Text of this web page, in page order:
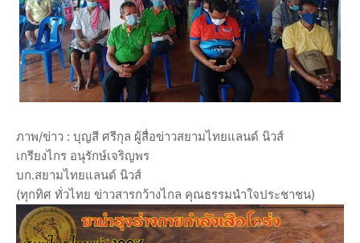
ภาพ/ข่าว : บุญสี ศรีกุล ผู้สื่อข่าวสยามไทยแลนด์ นิวส์
เกรียงไกร อนุรักษ์เจริญพร
บก.สยามไทยแลนด์ นิวส์
(ทุกทิศ ทั่วไทย ข่าวสารกว้างไกล คุณธรรมนำใจประชาชน)